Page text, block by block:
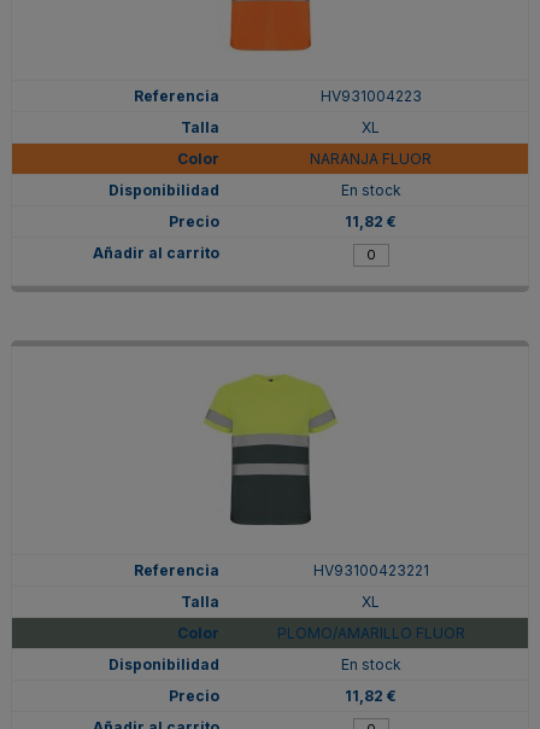
HV931004223
XL
NARANJA FLUOR
En stock
11,82 €
HV93100423221
XL
PLOMO/AMARILLO FLUOR
En stock
11,82 €